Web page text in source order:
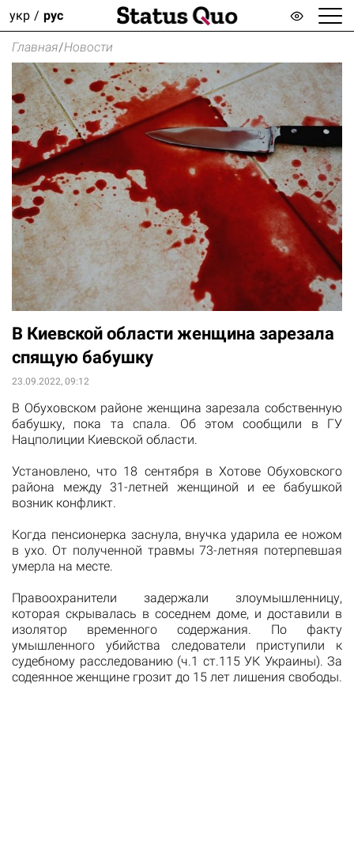
укр рус
Главная/Новости
В Киевской области женщина зарезала
спящую бабушку
23.09.2022, 09:12
В Обуховском районе женщина зарезала собственную
бабушку, пока та спала. Об этом сообщили в ГУ
Нацполиции Киевской области.
Установлено, что 18 сентября в Хотове Обуховского
района между 31-летней женщиной и ее бабушкой
возник конфликт.
Когда пенсионерка заснула, внучка ударила ее ножом
в ухо. От полученной травмы 73-летняя потерпевшая
умерла на месте.
Правоохранители задержали злоумышленницу,
которая скрывалась в соседнем доме, и доставили в
изолятор временного содержания. По факту
умышленного убийства следователи приступили к
судебному расследованию (ч.1 ст.115 УК Украины). За
содеянное женщине грозит до 15 лет лишения свободы.